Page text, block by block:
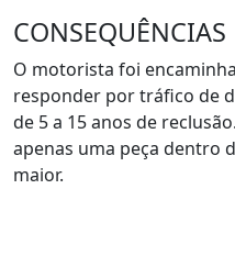
CONSEQUÊNCIAS
O motorista foi
responder por tráfico de
de 5 a 15 anos de
apenas uma peça dentro
maior.